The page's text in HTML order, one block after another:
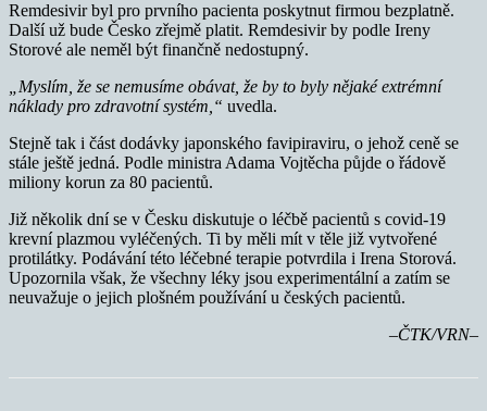
Remdesivir byl pro prvního pacienta poskytnut firmou bezplatně.
Další už bude Česko zřejmě platit. Remdesivir by podle Ireny
Storové ale neměl být finančně nedostupný.
„Myslím, že se nemusíme obávat, že by to byly nějaké extrémní
náklady pro zdravotní systém,“ uvedla.
Stejně tak i část dodávky japonského favipiraviru, o jehož ceně se
stále ještě jedná. Podle ministra Adama Vojtěcha půjde o řádově
miliony korun za 80 pacientů.
Již několik dní se v Česku diskutuje o léčbě pacientů s covid-19
krevní plazmou vyléčených. Ti by měli mít v těle již vytvořené
protilátky. Podávání této léčebné terapie potvrdila i Irena Storová.
Upozornila však, že všechny léky jsou experimentální a zatím se
neuvažuje o jejich plošném používání u českých pacientů.
–ČTK/VRN–